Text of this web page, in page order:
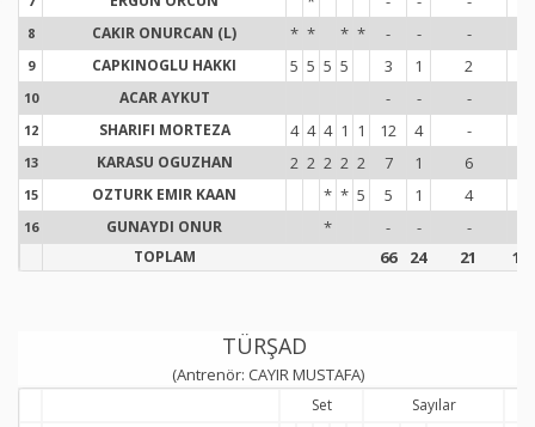
8 CAKIR ONURCAN (L) * * * * - - -
9 CAPKINOGLU HAKKI 5 5 5 5 3 1 2
10 ACAR AYKUT - - -
12 SHARIFI MORTEZA 4 4 4 1 1 12 4 -
13 KARASU OGUZHAN 2 2 2 2 2 7 1 6
15 OZTURK EMIR KAAN * * 5 5 1 4
16 GUNAYDI ONUR * - - -
TOPLAM 66 24 21
TÜRŞAD
(Antrenör: CAYIR MUSTAFA)
Set
Sayılar